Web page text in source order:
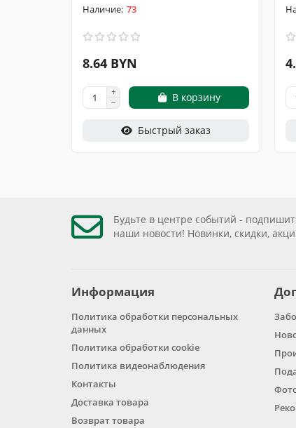
73
8.64 BYN
В корзину
Быстрый заказ
Будьте в центре событий -
наши новости! Новинки, скидки,
Информация
Политика обработки персональных
данных
Политика обработки cookie
Политика видеонаблюдения
Контакты
Доставка товара
Возврат товара